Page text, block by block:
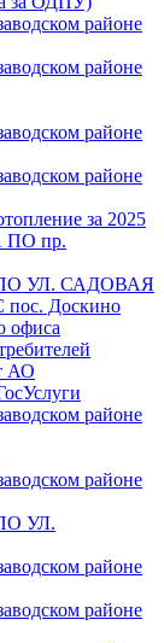
районе
районе
районе
районе
за 2025
пр.
УЛ. САДОВАЯ
пос. Доскино
офиса
АО
районе
районе
УЛ.
районе
районе